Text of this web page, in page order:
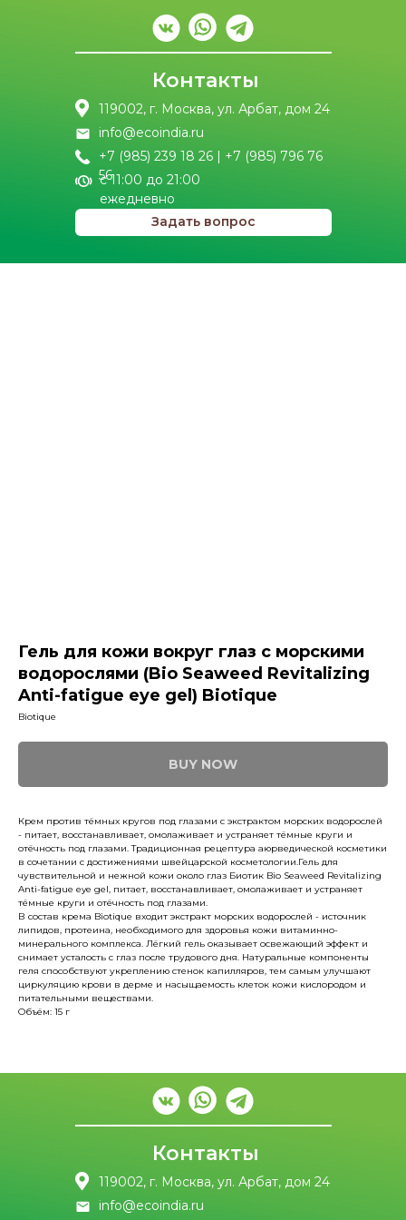
Контакты
119002, г. Москва, ул. Арбат, дом 24
info@ecoindia.ru
Задать вопрос
с 11:00 до 21:00
ежедневно
+7 (985) 239 18 26 | +7 (985) 796 76
56
Гель для кожи вокруг глаз с морскими
водорослями (Bio Seaweed Revitalizing
Anti-fatigue eye gel) Biotique
Biotique
BUY NOW
Крем против тёмных кругов под глазами с экстрактом морских водорослей
- питает, восстанавливает, омолаживает и устраняет тёмные круги и
отёчность под глазами. Традиционная рецептура аюрведической косметики
в сочетании с достижениями швейцарской косметологии.Гель для
чувствительной и нежной кожи около глаз Биотик Bio Seaweed Revitalizing
Anti-fatigue eye gel, питает, восстанавливает, омолаживает и устраняет
тёмные круги и отёчность под глазами.
В состав крема Biotique входит экстракт морских водорослей - источник
липидов, протеина, необходимого для здоровья кожи витаминно-
минерального комплекса. Лёгкий гель оказывает освежающий эффект и
снимает усталость с глаз после трудового дня. Натуральные компоненты
геля способствуют укреплению стенок капилляров, тем самым улучшают
циркуляцию крови в дерме и насыщаемость клеток кожи кислородом и
питательными веществами.
Объём: 15 г
Контакты
119002, г. Москва, ул. Арбат, дом 24
info@ecoindia.ru